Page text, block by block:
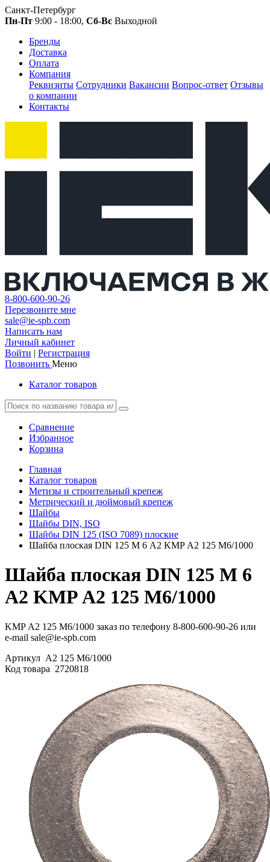
Санкт-Петербург
Пн-Пт 9:00 - 18:00, Сб-Вс Выходной
Бренды
Доставка
Оплата
Компания
Реквизиты Сотрудники Вакансии Вопрос-ответ Отзывы
о компании
Контакты
8-800-600-90-26
Перезвоните мне
sale@ie-spb.com
Написать нам
Личный кабинет
Войти | Регистрация
Позвонить Меню
Каталог товаров
Сравнение
Избранное
Корзина
Главная
Каталог товаров
Метизы и строительный крепеж
Метрический и дюймовый крепеж
Шайбы
Шайбы DIN, ISO
Шайбы DIN 125 (ISO 7089) плоские
Шайба плоская DIN 125 М 6 A2 KMP А2 125 М6/1000
Шайба плоская DIN 125 М 6
A2 KMP А2 125 М6/1000
KMP А2 125 М6/1000 заказ по телефону 8-800-600-90-26 или
e-mail sale@ie-spb.com
Артикул А2 125 М6/1000
Код товара 2720818